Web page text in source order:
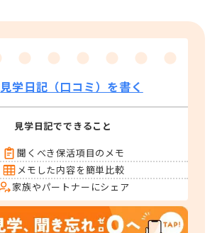
見学日記（口コミ）を書く
見学日記でできること
聞くべき保活項目のメモ
メモした内容を簡単比較
家族やパートナーにシェア